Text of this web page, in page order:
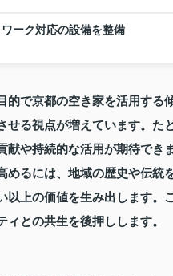
ワーク対応の設備を整備
的で京都の空き家を活用す
せる視点が増えています。
や持続的な活用が期待できま
めるには、地域の歴史や伝
以上の価値を生み出します
との共生を後押しします。